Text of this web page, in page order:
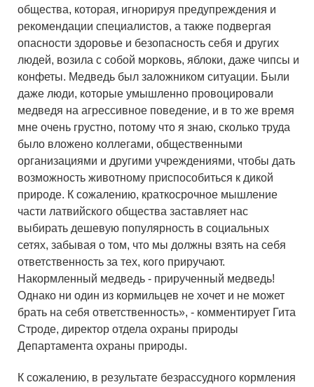
общества, которая, игнорируя предупреждения и
рекомендации специалистов, а также подвергая
опасности здоровье и безопасность себя и других
людей, возила с собой морковь, яблоки, даже чипсы и
конфеты. Медведь был заложником ситуации. Были
даже люди, которые умышленно провоцировали
медведя на агрессивное поведение, и в то же время
мне очень грустно, потому что я знаю, сколько труда
было вложено коллегами, общественными
организациями и другими учреждениями, чтобы дать
возможность животному приспособиться к дикой
природе. К сожалению, краткосрочное мышление
части латвийского общества заставляет нас
выбирать дешевую популярность в социальных
сетях, забывая о том, что мы должны взять на себя
ответственность за тех, кого приручают.
Накормленный медведь - прирученный медведь!
Однако ни один из кормильцев не хочет и не может
брать на себя ответственность», - комментирует Гита
Строде, директор отдела охраны природы
Департамента охраны природы.
К сожалению, в результате безрассудного кормления